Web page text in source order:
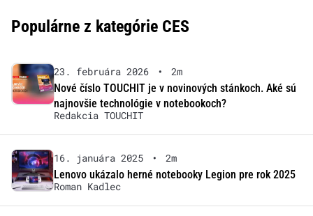
Populárne z kategórie CES
23. februára 2026 •
2m
Nové číslo TOUCHIT je v novinových stánkoch. Aké sú
najnovšie technológie v notebookoch?
Redakcia TOUCHIT
16. januára 2025 •
2m
Lenovo ukázalo herné notebooky Legion pre rok 2025
Roman Kadlec